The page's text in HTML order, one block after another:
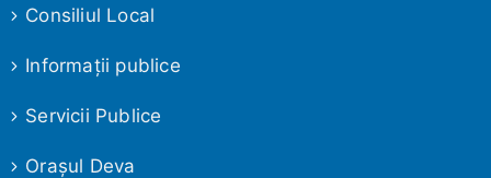
Consiliul Local
Informaţii publice
Servicii Publice
Oraşul Deva